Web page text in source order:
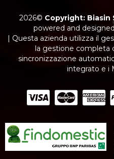
2026© Copyright: Biasin
powered and
| Questa azienda utilizza il
la gestione completa
sincronizzazione
integrato e i